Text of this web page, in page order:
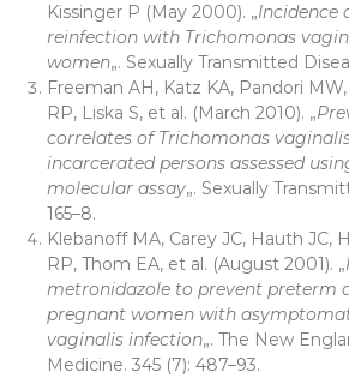
Kissinger P (May 2000). „Incidence
reinfection with Trichomonas
women„. Sexually Transmitted
Freeman AH, Katz KA, Pandori
RP, Liska S, et al. (March 2010). „
correlates of Trichomonas
incarcerated persons assessed
molecular assay„. Sexually
165–8.
Klebanoff MA, Carey JC, Hauth JC,
RP, Thom EA, et al. (August 2001). „
metronidazole to prevent preterm
pregnant women with
vaginalis infection„. The New
Medicine. 345 (7): 487–93.